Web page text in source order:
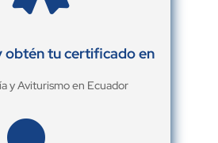
obtén tu certificado en
y Aviturismo en Ecuador